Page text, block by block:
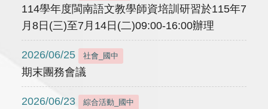
114學年度閩南語文教學師資培訓研習於115年7
月8日(三)至7月14日(二)09:00-16:00辦理
2026/06/25 社會_國中
期末團務會議
2026/06/23 綜合活動_國中